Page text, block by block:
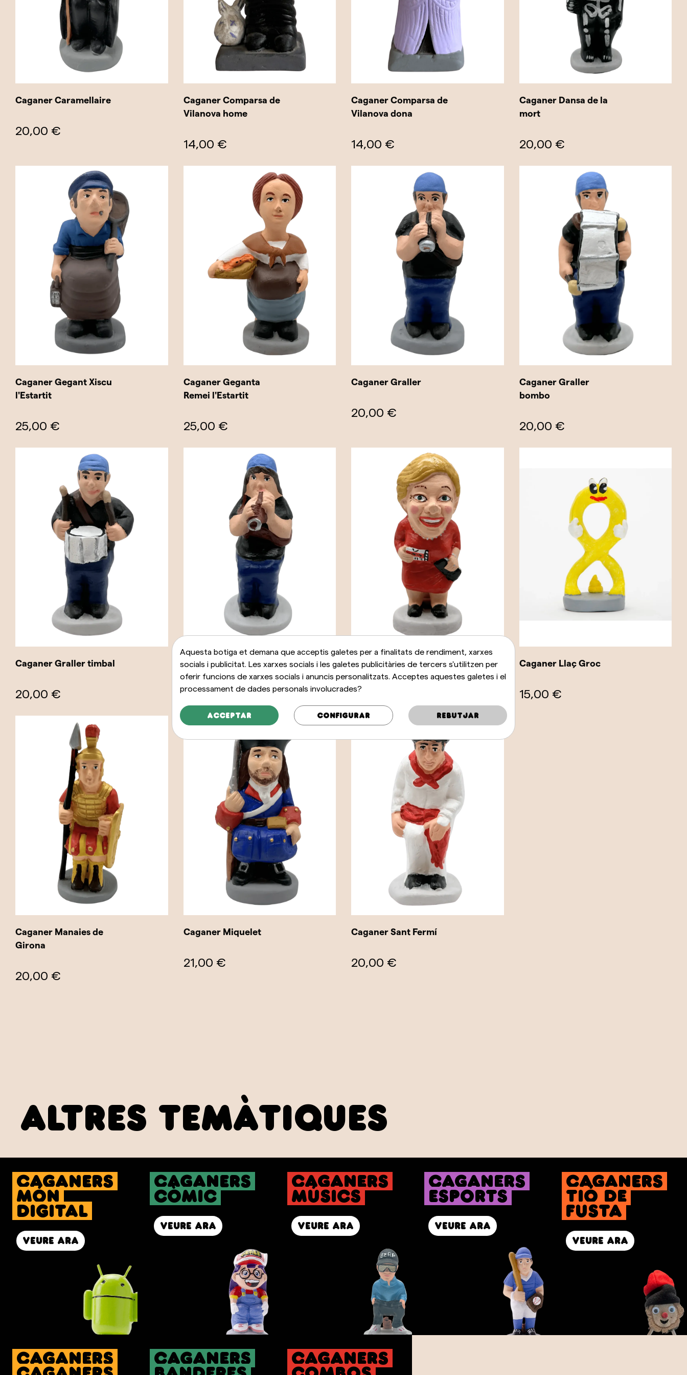
Caganer Caramellaire
20,00 €
Caganer Comparsa de
Vilanova home
14,00 €
Caganer Comparsa de
Vilanova dona
14,00 €
Caganer Dansa de la
mort
20,00 €
Caganer Gegant Xiscu
l'Estartit
25,00 €
Caganer Geganta
Remei l'Estartit
25,00 €
Caganer Graller
20,00 €
Caganer Graller
bombo
20,00 €
Caganer Graller timbal
20,00 €
Caganer Grallera
20,00 €
Caganer La Grossa
25,00 €
Caganer Llaç Groc
15,00 €
Caganer Manaies de
Girona
20,00 €
Caganer Miquelet
21,00 €
Caganer Sant Fermí
20,00 €
altres temàtiques
caganers
Món
digital
veure ara
caganers
Còmic
veure ara
caganers
Músics
veure ara
caganers
Esports
veure ara
caganers
Tió de
fusta
veure ara
caganers
caganers
caganers
Aquesta botiga et demana que acceptis galetes per a finalitats de rendiment, xarxes
socials i publicitat. Les xarxes socials i les galetes publicitàries de tercers s'utilitzen per
oferir funcions de xarxes socials i anuncis personalitzats. Acceptes aquestes galetes i el
processament de dades personals involucrades?
Acceptar Configurar Rebutjar